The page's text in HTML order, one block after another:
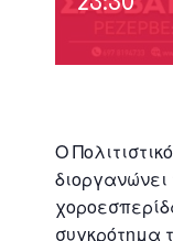
Ο
συγκρότημα